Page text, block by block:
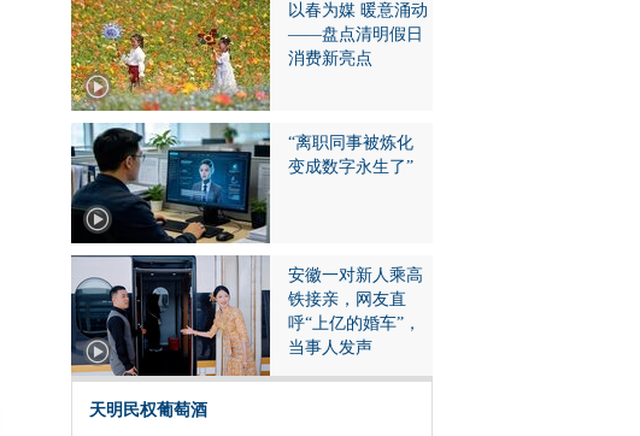
以春为媒 暖意涌动
——盘点清明假日
消费新亮点
“离职同事被炼化
变成数字永生了”
安徽一对新人乘高
铁接亲，网友直
呼“上亿的婚车”，
当事人发声
天明民权葡萄酒